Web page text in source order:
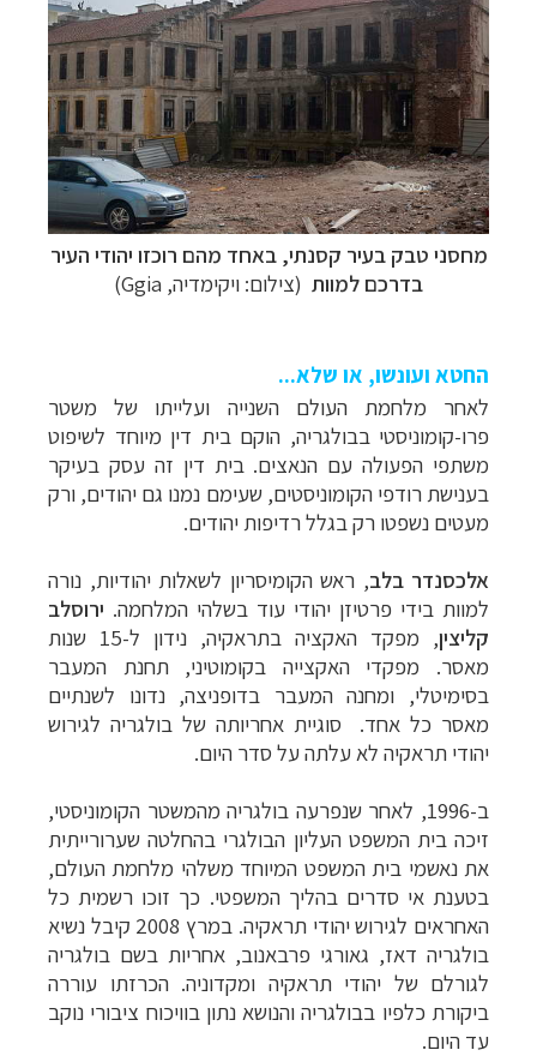
מחסני טבק בעיר קסנתי, באחד מהם רוכזו יהודי העיר
בדרכם למוות (צילום: ויקימדיה, Ggia)
החטא ועונשו, או שלא...
לאחר מלחמת העולם השנייה ועלייתו של משטר
פרו-קומוניסטי בבולגריה, הוקם בית דין מיוחד לשיפוט
משתפי הפעולה עם הנאצים. בית דין זה עסק בעיקר
בענישת רודפי הקומוניסטים, שעימם נמנו גם יהודים, ורק
מעטים נשפטו רק בגלל רדיפות יהודים.
אלכסנדר בלב, ראש הקומיסריון לשאלות יהודיות, נורה
למוות בידי פרטיזן יהודי עוד בשלהי המלחמה. ירוסלב
קליצין
, מפקד האקציה בתראקיה, נידון ל-15 שנות
מאסר. מפקדי האקצייה בקומוטיני, תחנת המעבר
בסימיטלי, ומחנה המעבר בדופניצה, נדונו לשנתיים
מאסר כל אחד. סוגיית אחריותה של בולגריה לגירוש
יהודי תראקיה לא עלתה על סדר היום.
ב-1996, לאחר שנפרעה בולגריה מהמשטר הקומוניסטי,
זיכה בית המשפט העליון הבולגרי בהחלטה שערורייתית
את נאשמי בית המשפט המיוחד משלהי מלחמת העולם,
בטענת אי סדרים בהליך המשפטי. כך זוכו רשמית כל
האחראים לגירוש יהודי תראקיה. במרץ 2008 קיבל נשיא
בולגריה דאז, גאורגי פרבאנוב, אחריות בשם בולגריה
לגורלם של יהודי תראקיה ומקדוניה. הכרזתו עוררה
ביקורת כלפיו בבולגריה והנושא נתון בוויכוח ציבורי נוקב
עד היום.